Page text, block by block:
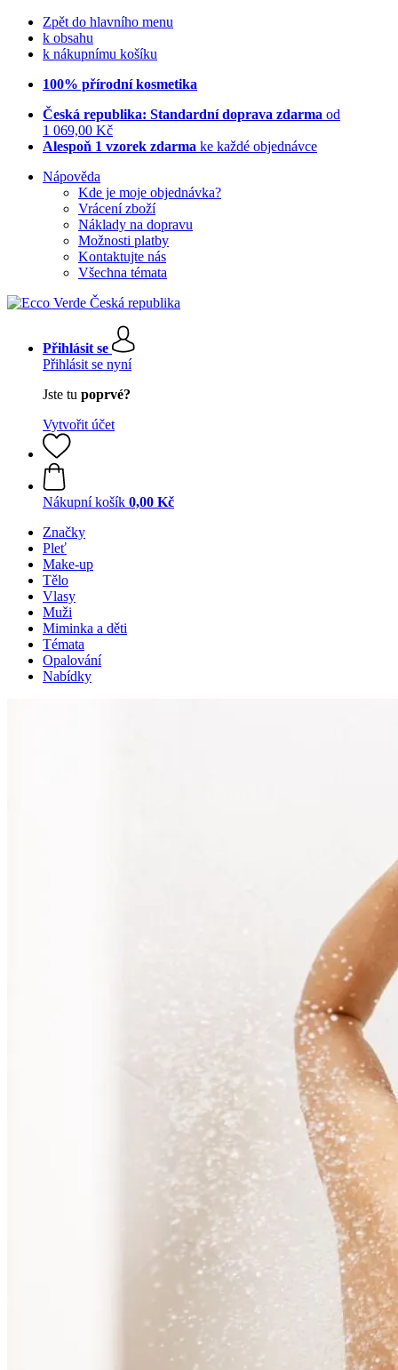
Zpět do hlavního menu
k obsahu
k nákupnímu košíku
100% přírodní kosmetika
Česká republika: Standardní doprava zdarma od
1 069,00 Kč
Alespoň 1 vzorek zdarma ke každé objednávce
Nápověda
Kde je moje objednávka?
Vrácení zboží
Náklady na dopravu
Možnosti platby
Kontaktujte nás
Všechna témata
Přihlásit se
Přihlásit se nyní
Jste tu poprvé?
Vytvořit účet
Nákupní košík 0,00 Kč
Značky
Pleť
Make-up
Tělo
Vlasy
Muži
Miminka a děti
Témata
Opalování
Nabídky